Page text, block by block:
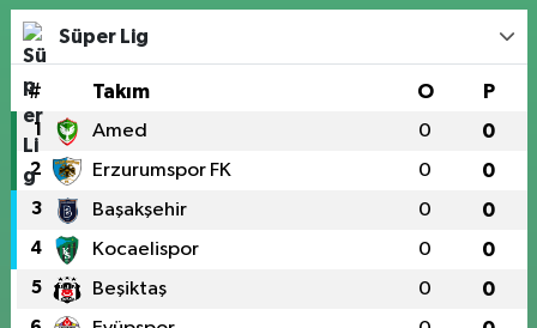
Süper Lig
# Takım O P
1 Amed 0 0
2 Erzurumspor FK 0 0
3 Başakşehir 0 0
4 Kocaelispor 0 0
5 Beşiktaş 0 0